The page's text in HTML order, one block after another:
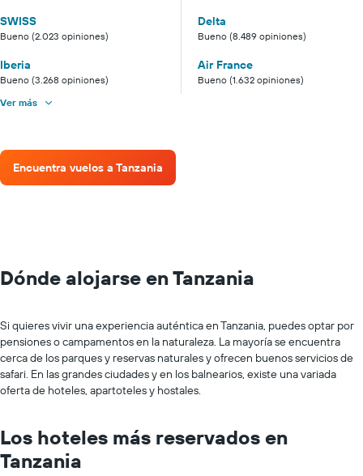
SWISS
Bueno (2.023 opiniones)
Delta
Bueno (8.489 opiniones)
Iberia
Bueno (3.268 opiniones)
Air France
Bueno (1.632 opiniones)
Ver más
Encuentra vuelos a Tanzania
Dónde alojarse en Tanzania
Si quieres vivir una experiencia auténtica en Tanzania, puedes optar por
pensiones o campamentos en la naturaleza. La mayoría se encuentra
cerca de los parques y reservas naturales y ofrecen buenos servicios de
safari. En las grandes ciudades y en los balnearios, existe una variada
oferta de hoteles, apartoteles y hostales.
Los hoteles más reservados en
Tanzania